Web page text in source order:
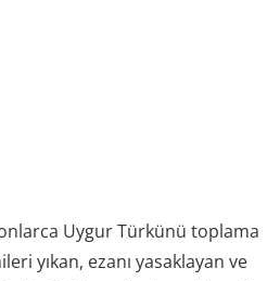
Uygur Türkünü toplama
yıkan, ezanı yasaklayan ve